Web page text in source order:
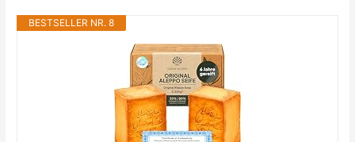
BESTSELLER NR. 8